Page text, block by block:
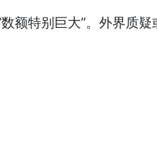
特别巨大”。外界质疑